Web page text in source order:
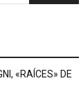
«RAÍCES» DE